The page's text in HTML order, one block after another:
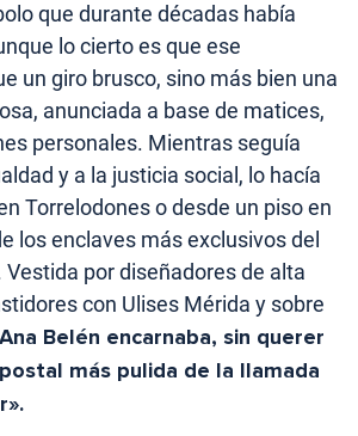
que durante décadas había
lo cierto es que ese
un giro brusco, sino más bien una
anunciada a base de matices,
personales. Mientras seguía
y a la justicia social, lo hacía
Torrelodones o desde un piso en
los enclaves más exclusivos del
por diseñadores de alta
con Ulises Mérida y sobre
Ana Belén encarnaba, sin querer
más pulida de la llamada